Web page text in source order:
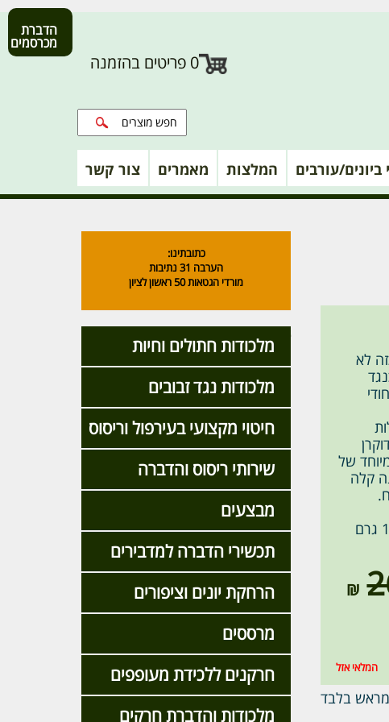
0 פריטים בהזמנה
ביונים/עורבים המלצות מאמרים צור קשר
לא
אחוז כנגד
במיוחד של
קלה
אורך: 31.7 ס"מ. רוחב: 29 ס"מ. משקל: 100 גרם
המלאי אזל
מראש בלבד
כתובתינו:
הערבה 31 נתיבות
מורדי הגטאות 50 ראשון לציון
קטגוריות מוצרים
מלכודות חתולים וחיות
מלכודות נגד זבובים
חיטוי מקצועי בעירפול וריסוס
שירותי ריסוס והדברה
מבצעים
תכשירי הדברה למדבירים
הרחקת יונים וציפורים
מרססים
חרקנים ללכידת מעופפים
מלכודות והדברת חרקים
הדברת
מכרסמים